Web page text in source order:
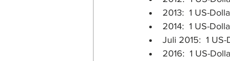
2013:  1 US-
2014:  1 US-
Juli 2015:  1
2016:  1 US-